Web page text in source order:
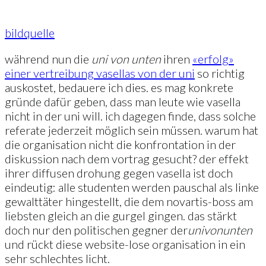
bildquelle
während nun die uni von untenihren «erfolg»
einer vertreibung vasellas von der uni so richtig
auskostet, bedauere ich dies. es mag konkrete
gründe dafür geben, dass man leute wie vasella
nicht in der uni will. ich dagegen finde, dass solche
referate jederzeit möglich sein müssen. warum hat
die organisation nicht die konfrontation in der
diskussion nach dem vortrag gesucht? der effekt
ihrer diffusen drohung gegen vasella ist doch
eindeutig: alle studenten werden pauschal als linke
gewalttäter hingestellt, die dem novartis-boss am
liebsten gleich an die gurgel gingen. das stärkt
doch nur den politischen gegner derunivonunten
und rückt diese website-lose organisation in ein
sehr schlechtes licht.